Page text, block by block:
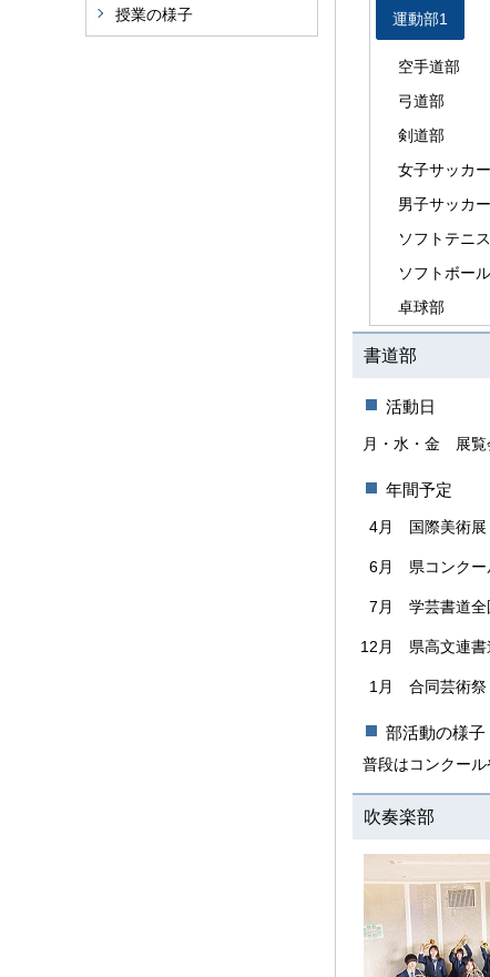
授業の様子 運動部1
空手道部
弓道部
剣道部
女子サッカ
男子サッカ
ソフトテニ
ソフトボー
卓球部
書道部
活動日
月・水・金 展
年間予定
4月 国際美術展
6月 県コンクー
7月 学芸書道全
12月 県高文連書
1月 合同芸術祭
部活動の様子
普段はコンクー
吹奏楽部